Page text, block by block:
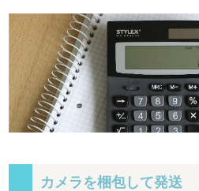
カメラを梱包して発送